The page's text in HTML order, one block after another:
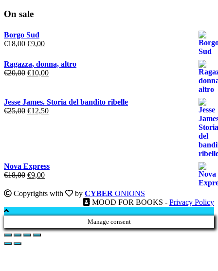
On sale
Borgo Sud
€18,00 Il
originale
era:
€18,00.
€9,00Il
è:
€9,00.
Ragazza, donna, altro
€20,00 Il
€20,00.
€10,00Il
è:
€10,00.
Jesse James. Storia del bandito ribelle
€25,00 Il
€12,50Il
Nova Express
€18,00 Il
originale
€18,00.
€9,00Il
attuale
€9,00.
Copyrights with by CYBER ONIONS
MOOD FOR BOOKS - Privacy Policy
Manage consent